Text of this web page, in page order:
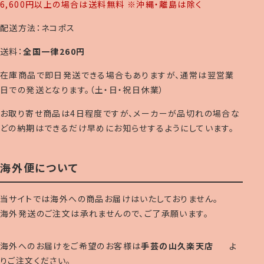
6,600円以上の場合は送料無料 ※沖縄・離島は除く
配送方法：ネコポス
送料：全国一律260円
在庫商品で即日発送できる場合もありますが、通常は翌営業
日での発送となります。（土・日・祝日休業）
お取り寄せ商品は4日程度ですが、メーカーが品切れの場合な
どの納期はできるだけ早めにお知らせするようにしています。
海外便について
当サイトでは海外への商品お届けはいたしておりません。
海外発送のご注文は承れませんので、ご了承願います。
海外へのお届けをご希望のお客様は手芸の山久楽天店
よ
りご注文ください。